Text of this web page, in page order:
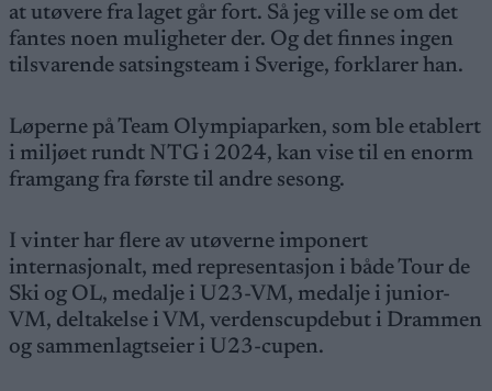
at utøvere fra laget går fort. Så jeg ville se om det
fantes noen muligheter der. Og det finnes ingen
tilsvarende satsingsteam i Sverige, forklarer han.
Løperne på Team Olympiaparken, som ble etablert
i miljøet rundt NTG i 2024, kan vise til en enorm
framgang fra første til andre sesong.
I vinter har flere av utøverne imponert
internasjonalt, med representasjon i både Tour de
Ski og OL, medalje i U23-VM, medalje i junior-
VM, deltakelse i VM, verdenscupdebut i Drammen
og sammenlagtseier i U23-cupen.